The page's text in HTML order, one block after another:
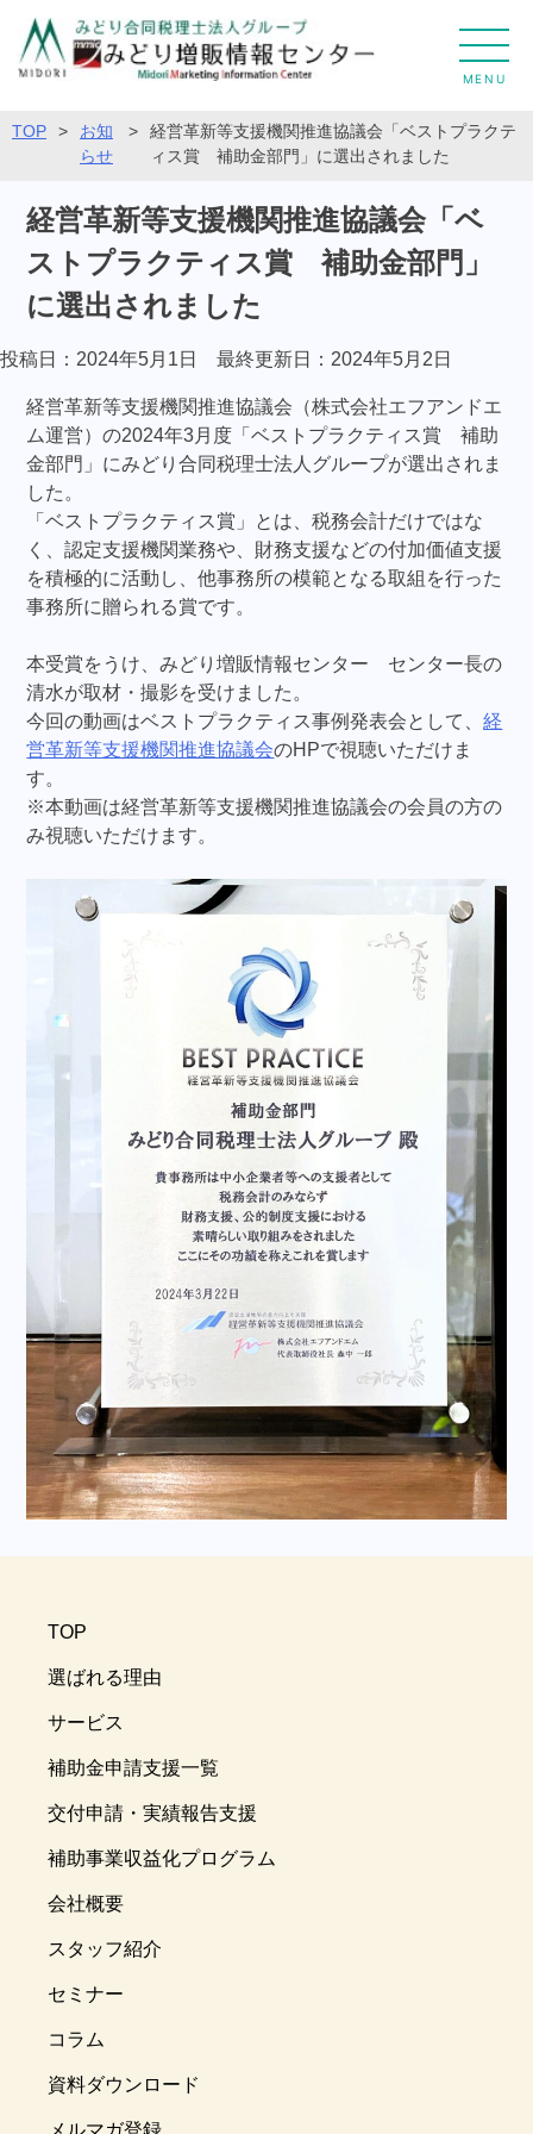
MENU
TOP >
お知
らせ
>
経営革新等支援機関推進協議会「ベストプラクテ
ィス賞 補助金部門」に選出されました
経営革新等支援機関推進協議会「ベ
ストプラクティス賞 補助金部門」
に選出されました
投稿日：2024年5月1日 最終更新日： 2024年5月2日
経営革新等支援機関推進協議会（株式会社エフアンドエ
ム運営）の2024年3月度「ベストプラクティス賞 補助
金部門」にみどり合同税理士法人グループが選出されま
した。
「ベストプラクティス賞」とは、税務会計だけではな
く、認定支援機関業務や、財務支援などの付加価値支援
を積極的に活動し、他事務所の模範となる取組を行った
事務所に贈られる賞です。
本受賞をうけ、みどり増販情報センター センター長の
清水が取材・撮影を受けました。
今回の動画はベストプラクティス事例発表会として、経
営革新等支援機関推進協議会のHPで視聴いただけま
す。
※本動画は経営革新等支援機関推進協議会の会員の方の
み視聴いただけます。
TOP
選ばれる理由
サービス
補助金申請支援一覧
交付申請・実績報告支援
補助事業収益化プログラム
会社概要
スタッフ紹介
セミナー
コラム
資料ダウンロード
メルマガ登録